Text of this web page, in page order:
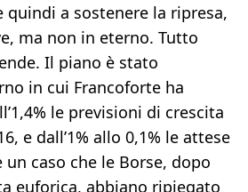
a sostenere la ripresa,
ma non in eterno. Tutto
Il piano è stato
in cui Francoforte ha
le previsioni di crescita
e dall’1% allo 0,1% le attese
caso che le Borse, dopo
euforica, abbiano ripiegato